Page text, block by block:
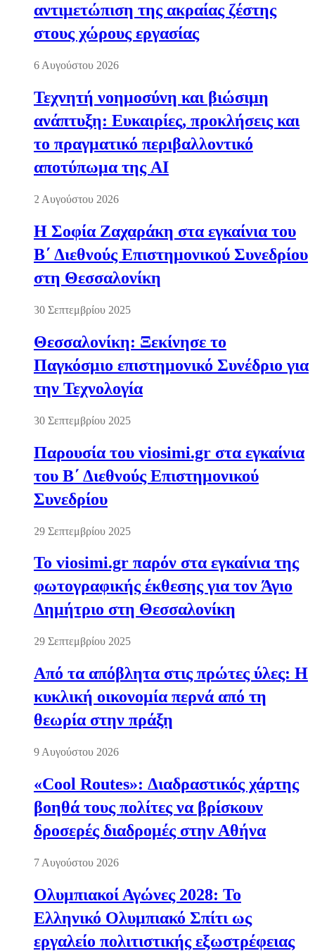
αντιμετώπιση της ακραίας ζέστης
στους χώρους εργασίας
6 Αυγούστου 2026
Τεχνητή νοημοσύνη και βιώσιμη
ανάπτυξη: Ευκαιρίες, προκλήσεις και
το πραγματικό περιβαλλοντικό
αποτύπωμα της AI
2 Αυγούστου 2026
Η Σοφία Ζαχαράκη στα εγκαίνια του
Β΄ Διεθνούς Επιστημονικού Συνεδρίου
στη Θεσσαλονίκη
30 Σεπτεμβρίου 2025
Θεσσαλονίκη: Ξεκίνησε το
Παγκόσμιο επιστημονικό Συνέδριο για
την Τεχνολογία
30 Σεπτεμβρίου 2025
Παρουσία του viosimi.gr στα εγκαίνια
του Β΄ Διεθνούς Επιστημονικού
Συνεδρίου
29 Σεπτεμβρίου 2025
Το viosimi.gr παρόν στα εγκαίνια της
φωτογραφικής έκθεσης για τον Άγιο
Δημήτριο στη Θεσσαλονίκη
29 Σεπτεμβρίου 2025
Από τα απόβλητα στις πρώτες ύλες: Η
κυκλική οικονομία περνά από τη
θεωρία στην πράξη
9 Αυγούστου 2026
«Cool Routes»: Διαδραστικός χάρτης
βοηθά τους πολίτες να βρίσκουν
δροσερές διαδρομές στην Αθήνα
7 Αυγούστου 2026
Ολυμπιακοί Αγώνες 2028: Το
Ελληνικό Ολυμπιακό Σπίτι ως
εργαλείο πολιτιστικής εξωστρέφειας